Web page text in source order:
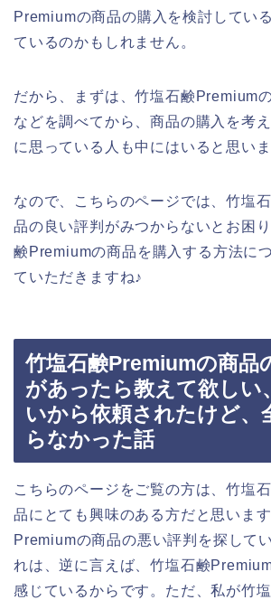
Premiumの商品の購入を検討してい
ているのかもしれません。
だから、まずは、竹塩石鹸Premium
などを調べてから、商品の購入を考
に思っている人も中にはいると思いま
なので、こちらのページでは、竹塩
品の良い評判がみつからないとお困
鹸Premiumの商品を購入する方法に
ていただきますね♪
竹塩石鹸Premiumの商品
があったら教えて欲しい
いから依頼されたけど、
らなかった話
こちらのページをご覧の方は、竹塩
品にとても興味のある方だと思いま
Premiumの商品の悪い評判を探して
れは、逆に言えば、竹塩石鹸
感じているからです。ただ、私が竹